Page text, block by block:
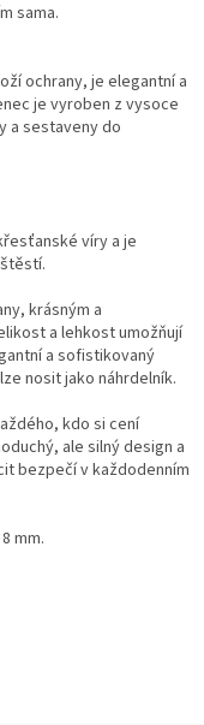
sama.
ochrany, je elegantní a
je vyroben z vysoce
a sestaveny do
víry a je
krásným a
a lehkost umožňují
a sofistikovaný
nosit jako náhrdelník.
kdo si cení
ale silný design a
bezpečí v každodenním
mm.